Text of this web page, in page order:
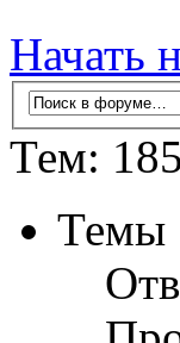
Начать
Тем:
Темы